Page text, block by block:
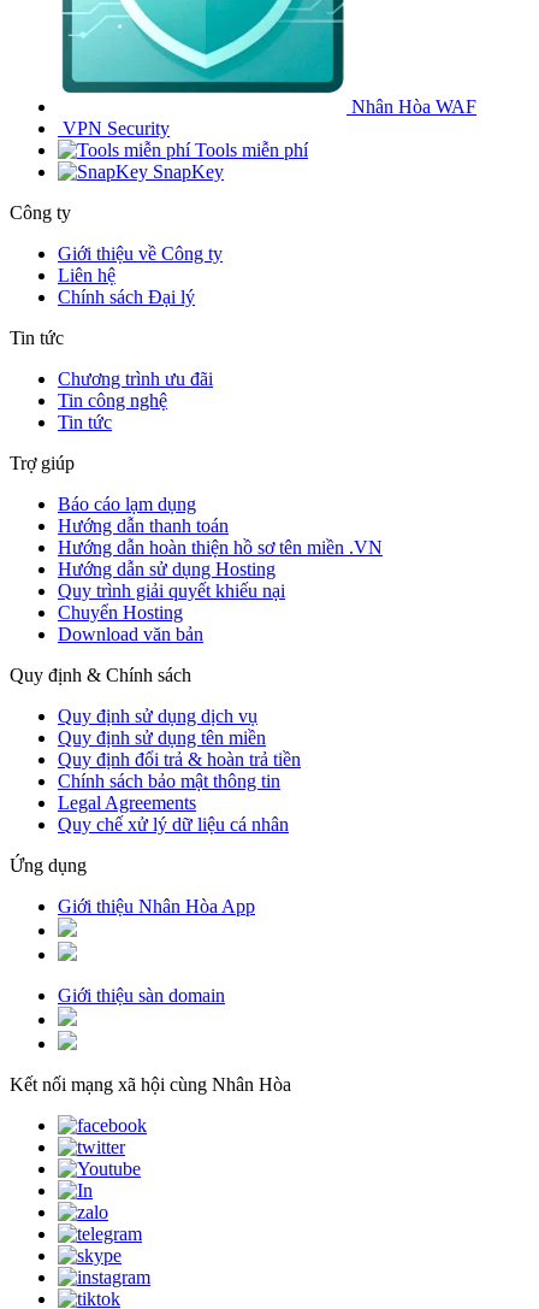
Nhân Hòa WAF
VPN Security
Tools miễn phí
SnapKey
Công ty
Giới thiệu về Công ty
Liên hệ
Chính sách Đại lý
Tin tức
Chương trình ưu đãi
Tin công nghệ
Tin tức
Trợ giúp
Báo cáo lạm dụng
Hướng dẫn thanh toán
Hướng dẫn hoàn thiện hồ sơ tên miền .VN
Hướng dẫn sử dụng Hosting
Quy trình giải quyết khiếu nại
Chuyển Hosting
Download văn bản
Quy định & Chính sách
Quy định sử dụng dịch vụ
Quy định sử dụng tên miền
Quy định đổi trả & hoàn trả tiền
Chính sách bảo mật thông tin
Legal Agreements
Quy chế xử lý dữ liệu cá nhân
Ứng dụng
Giới thiệu Nhân Hòa App
Giới thiệu sàn domain
Kết nối mạng xã hội cùng Nhân Hòa